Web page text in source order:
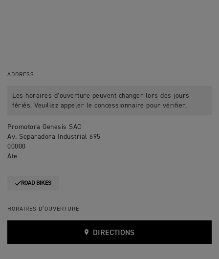
ADDRESS
Les horaires d’ouverture peuvent changer lors des jours
fériés. Veuillez appeler le concessionnaire pour vérifier.
Promotora Genesis SAC
Av. Separadora Industrial 695
00000
Ate
ROAD BIKES
HORAIRES D’OUVERTURE
DIRECTIONS